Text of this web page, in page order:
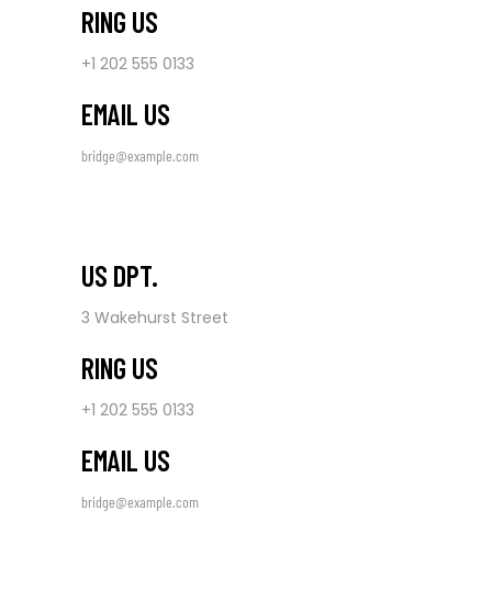
RING US
+1 202 555 0133
EMAIL US
bridge@example.com
US DPT.
3 Wakehurst Street
RING US
+1 202 555 0133
EMAIL US
bridge@example.com